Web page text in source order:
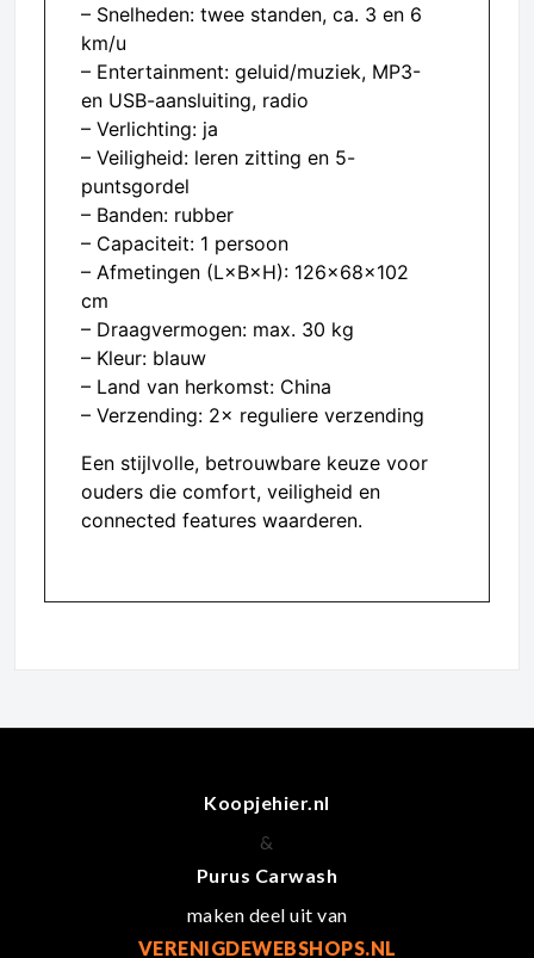
– Snelheden: twee standen, ca. 3 en 6
km/u
– Entertainment: geluid/muziek, MP3-
en USB-aansluiting, radio
– Verlichting: ja
– Veiligheid: leren zitting en 5-
puntsgordel
– Banden: rubber
– Capaciteit: 1 persoon
– Afmetingen (L×B×H): 126×68×102
cm
– Draagvermogen: max. 30 kg
– Kleur: blauw
– Land van herkomst: China
– Verzending: 2× reguliere verzending
Een stijlvolle, betrouwbare keuze voor
ouders die comfort, veiligheid en
connected features waarderen.
Koopjehier.nl
&
Purus Carwash
maken deel uit van
VERENIGDEWEBSHOPS.NL